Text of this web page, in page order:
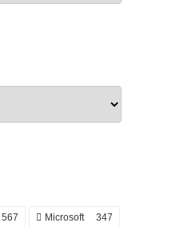
567 Microsoft 347